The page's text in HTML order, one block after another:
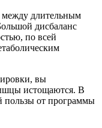
между длительным
дисбаланс
по всей
вы
истощаются. В
пользы от программы